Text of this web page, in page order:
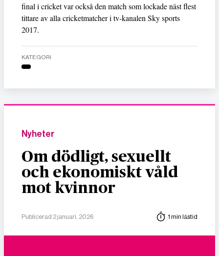
final i cricket var också den match som lockade näst flest
tittare av alla cricketmatcher i tv-kanalen Sky sports
2017.
KATEGORI
Nyheter
Om dödligt, sexuellt
och ekonomiskt våld
mot kvinnor
Publicerad 2 januari, 2026 1 min lästid